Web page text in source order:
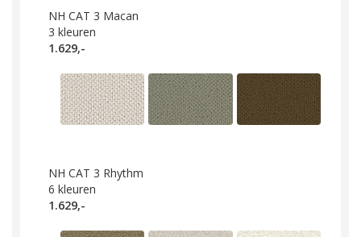
NH CAT 3 Macan
3 kleuren
1.629,-
NH CAT 3 Rhythm
6 kleuren
1.629,-